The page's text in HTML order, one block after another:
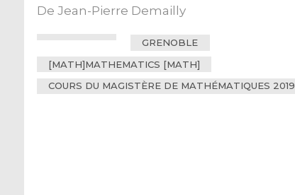
De Jean-Pierre Demailly
GRENOBLE
[MATH]MATHEMATICS [MATH]
COURS DU MAGISTÈRE DE MATHÉMATIQUES 2019